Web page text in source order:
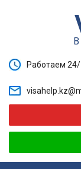
Работаем